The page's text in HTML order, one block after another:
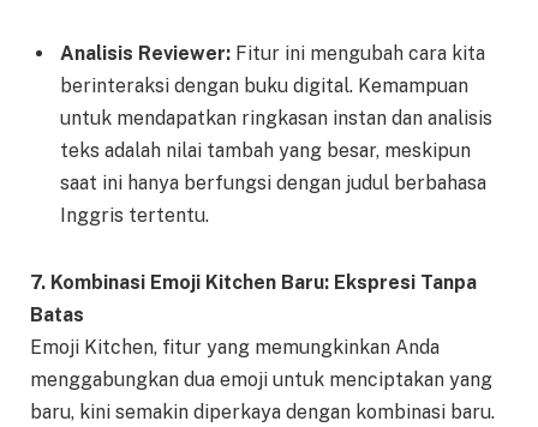
Analisis Reviewer: Fitur ini mengubah cara kita
berinteraksi dengan buku digital. Kemampuan
untuk mendapatkan ringkasan instan dan analisis
teks adalah nilai tambah yang besar, meskipun
saat ini hanya berfungsi dengan judul berbahasa
Inggris tertentu.
7. Kombinasi Emoji Kitchen Baru: Ekspresi Tanpa
Batas
Emoji Kitchen, fitur yang memungkinkan Anda
menggabungkan dua emoji untuk menciptakan yang
baru, kini semakin diperkaya dengan kombinasi baru.